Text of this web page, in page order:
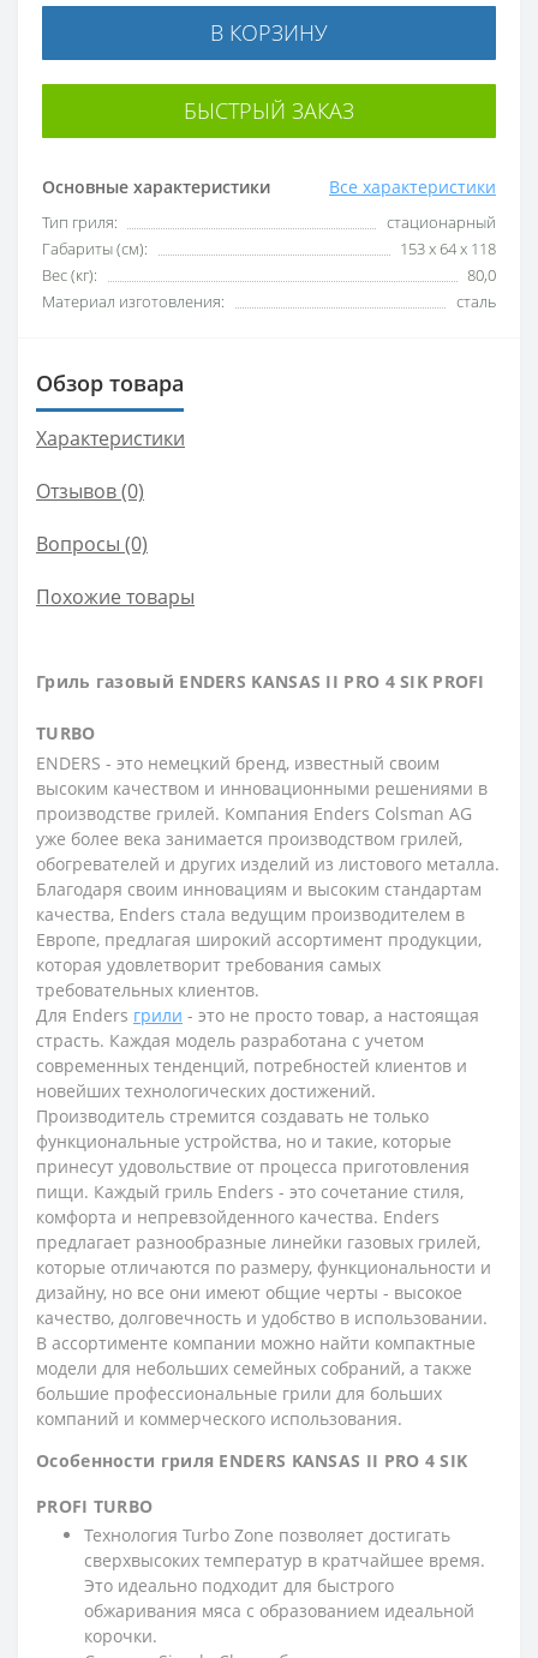
Основные характеристики Все характеристики
Тип гриля:
стационарный
Габариты (см):
153 x 64 x 118
Вес (кг):
80,0
Материал изготовления:
сталь
В КОРЗИНУ
БЫСТРЫЙ ЗАКАЗ
Обзор товара
Характеристики
Отзывов (0)
Вопросы (0)
Похожие товары
Гриль газовый ENDERS KANSAS II PRO 4 SIK PROFI
TURBO
ENDERS - это немецкий бренд, известный своим
высоким качеством и инновационными решениями в
производстве грилей. Компания Enders Colsman AG
уже более века занимается производством грилей,
обогревателей и других изделий из листового металла.
Благодаря своим инновациям и высоким стандартам
качества, Enders стала ведущим производителем в
Европе, предлагая широкий ассортимент продукции,
которая удовлетворит требования самых
требовательных клиентов.
Для Enders грили - это не просто товар, а настоящая
страсть. Каждая модель разработана с учетом
современных тенденций, потребностей клиентов и
новейших технологических достижений.
Производитель стремится создавать не только
функциональные устройства, но и такие, которые
принесут удовольствие от процесса приготовления
пищи. Каждый гриль Enders - это сочетание стиля,
комфорта и непревзойденного качества. Enders
предлагает разнообразные линейки газовых грилей,
которые отличаются по размеру, функциональности и
дизайну, но все они имеют общие черты - высокое
качество, долговечность и удобство в использовании.
В ассортименте компании можно найти компактные
модели для небольших семейных собраний, а также
большие профессиональные грили для больших
компаний и коммерческого использования.
Особенности гриля ENDERS KANSAS II PRO 4 SIK
PROFI TURBO
Технология Turbo Zone позволяет достигать
сверхвысоких температур в кратчайшее время.
Это идеально подходит для быстрого
обжаривания мяса с образованием идеальной
корочки.